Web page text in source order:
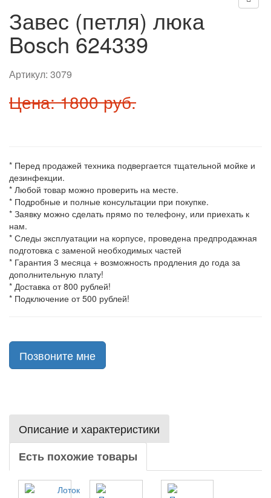
Завес (петля) люка
Bosch 624339
Артикул: 3079
Цена: 1800 руб.
* Перед продажей техника подвергается тщательной мойке и
дезинфекции.
* Любой товар можно проверить на месте.
* Подробные и полные консультации при покупке.
* Заявку можно сделать прямо по телефону, или приехать к
нам.
* Следы эксплуатации на корпусе, проведена предпродажная
подготовка с заменой необходимых частей
* Гарантия 3 месяца + возможность продления до года за
дополнительную плату!
* Доставка от 800 рублей!
* Подключение от 500 рублей!
Позвоните мне
Описание и характеристики
Есть похожие товары